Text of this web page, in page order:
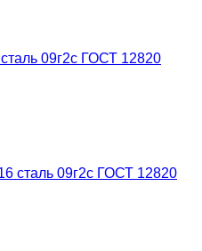
09г2с ГОСТ 12820
сталь 09г2с ГОСТ 12820